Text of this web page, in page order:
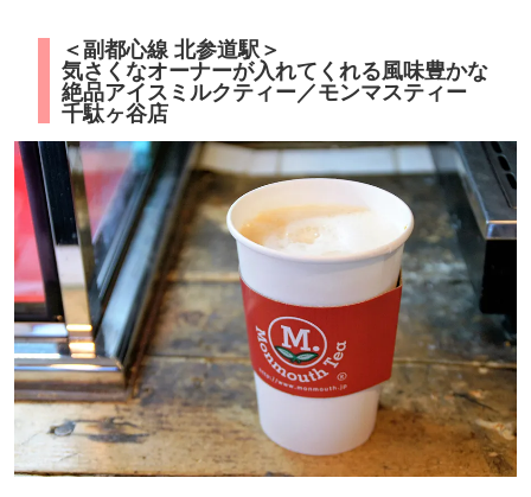
＜副都心線 北参道駅＞
気さくなオーナーが入れてくれる風味豊かな
絶品アイスミルクティー／モンマスティー
千駄ヶ谷店